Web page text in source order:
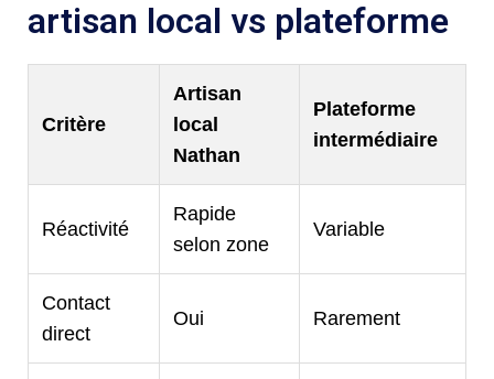
artisan local vs plateforme
Critère
Artisan
local
Nathan
Plateforme
intermédiaire
Réactivité
Rapide
selon zone
Variable
Contact
direct
Oui Rarement